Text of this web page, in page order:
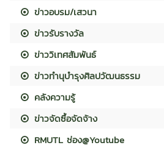
ข่าวอบรม/เสวนา
ข่าวรับรางวัล
ข่าววิเทศสัมพันธ์
ข่าวทำนุบำรุงศิลปวัฒนธรรม
คลังความรู้
ข่าวจัดซื้อจัดจ้าง
RMUTL ช่อง@Youtube